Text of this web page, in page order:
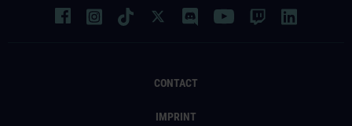
CONTACT
IMPRINT